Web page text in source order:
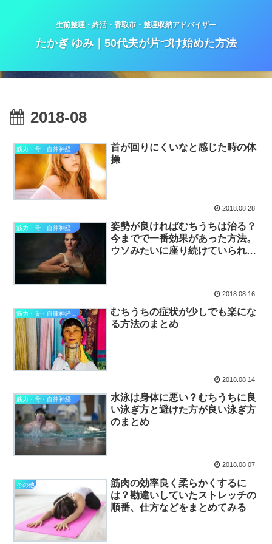
生前整理・終活・香取市・整理収納アドバイザー
たかぎ ゆみ｜50代夫が片づけ始めた方法
2018-08
首が回りにくいなと感じた時の体
操
2018.08.28
姿勢が良ければむちうちは治る？
今までで一番効果があった方法。
ウソみたいに座り続けていられる
2018.08.16
むちうちの症状が少しでも楽にな
る方法のまとめ
2018.08.14
水泳は身体に悪い？むちうちに良
い泳ぎ方と避けた方が良い泳ぎ方
のまとめ
2018.08.07
その他
筋肉の効率良く柔らかくするに
は？勘違いしていたストレッチの
順番、仕方などをまとめてみる